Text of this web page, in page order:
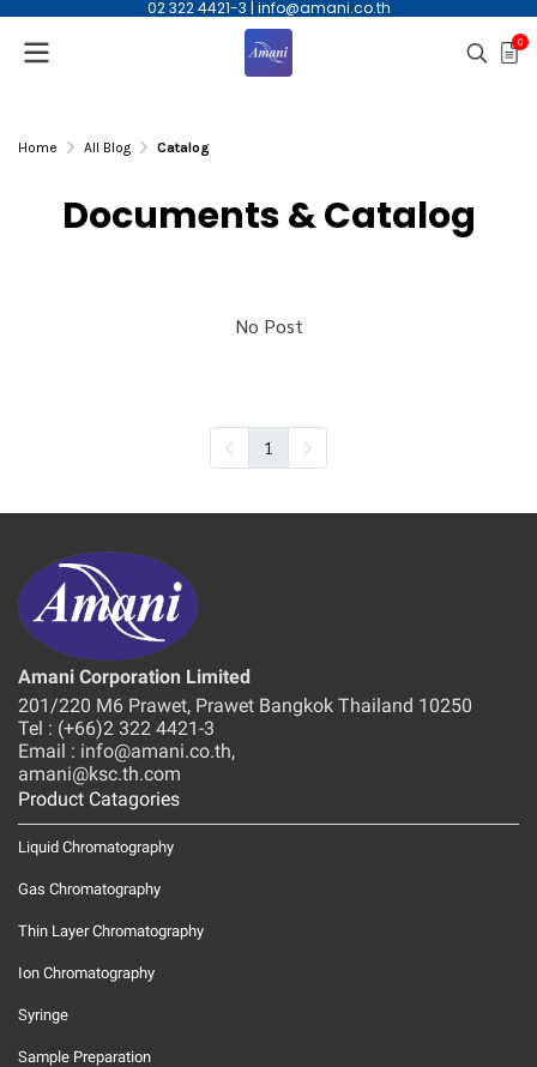
02 322 4421-3 | info@amani.co.th
0
Home All Blog Catalog
Documents & Catalog
No Post
1
Amani Corporation Limited
201/220 M6 Prawet, Prawet Bangkok Thailand 10250
Tel : (+66)2 322 4421-3
Email : info@amani.co.th,
amani@ksc.th.com
Product Catagories
Liquid Chromatography
Gas Chromatography
Thin Layer Chromatography
Ion Chromatography
Syringe
Sample Preparation